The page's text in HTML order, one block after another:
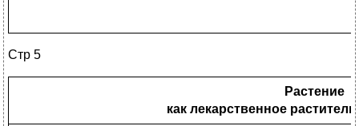
Стр 5
Растение
как лекарственное